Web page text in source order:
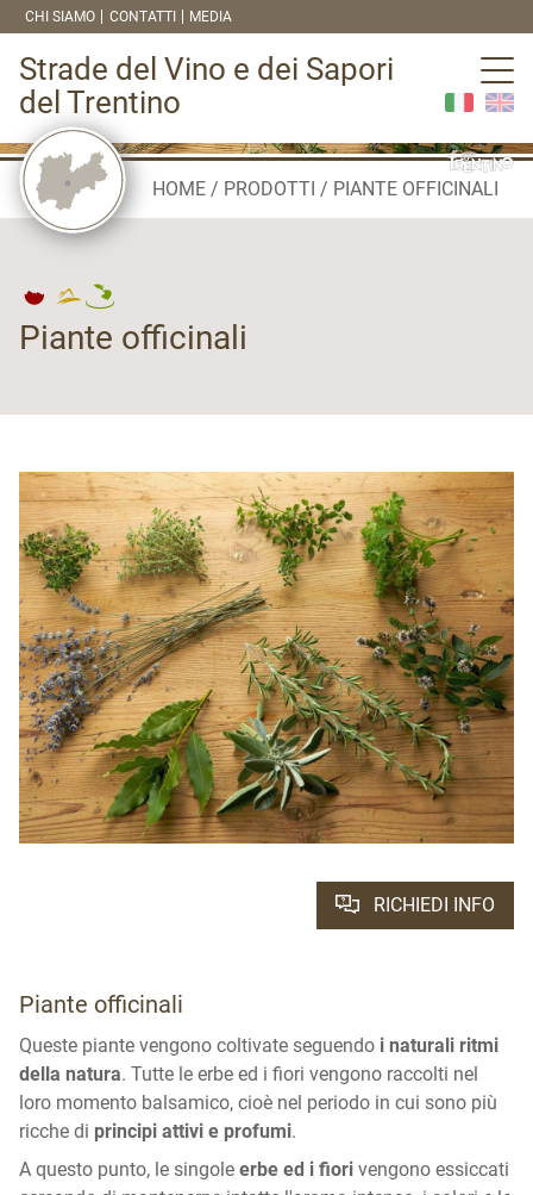
CHI SIAMO CONTATTI MEDIA
Strade del Vino e dei Sapori
del Trentino
HOME PRODOTTI PIANTE OFFICINALI
Piante officinali
RICHIEDI INFO
Piante officinali
Queste piante vengono coltivate seguendo i naturali ritmi
della natura. Tutte le erbe ed i fiori vengono raccolti nel
loro momento balsamico, cioè nel periodo in cui sono più
ricche di principi attivi e profumi.
A questo punto, le singole erbe ed i fiori vengono essiccati